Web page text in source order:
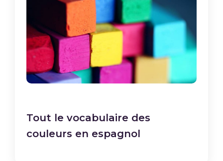
Tout le vocabulaire des
couleurs en espagnol